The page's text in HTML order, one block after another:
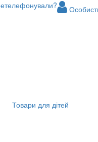
Товари для дітей